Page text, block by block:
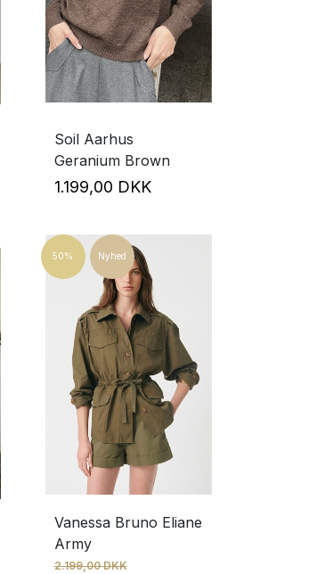
Soil Aarhus
Geranium Brown
1.199,00 DKK
50% Nyhed
Vanessa Bruno Eliane
Army
2.199,00 DKK